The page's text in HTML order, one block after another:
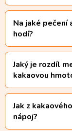
Na jaké pečení
hodí?
Jaký je rozdíl
kakaovou
Jak z
nápoj?